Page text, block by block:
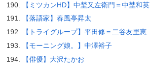
【ミツカンHD】中埜又左衛門＝中埜和英
【落語家】春風亭昇太
【トライグループ】平田修＝二谷友里恵
【モーニング娘。】中澤裕子
【俳優】大沢たかお